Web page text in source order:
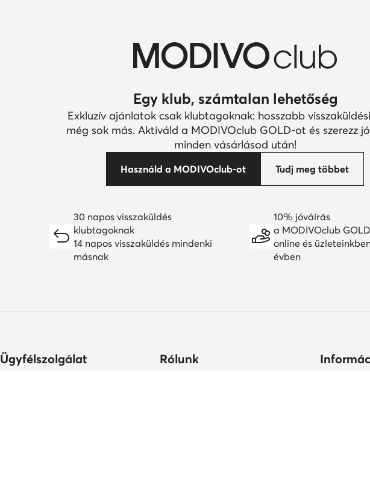
Egy klub, számtalan lehetőség
Exkluzív ajánlatok csak klubtagoknak: hosszabb
még sok más. Aktiváld a MODIVOclub GOLD-ot és szerezz
minden vásárlásod után!
Használd a MODIVOclub-ot Tudj meg többet
30 napos visszaküldés
klubtagoknak
14 napos visszaküldés mindenki
másnak
10% jóváírás
a MODIVOclub
online és
évben
Ügyfélszolgálat Rólunk